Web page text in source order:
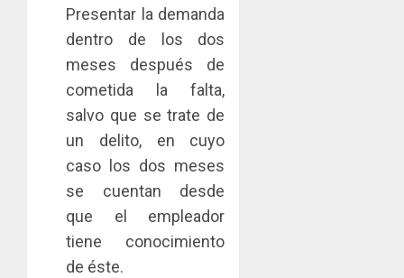
Presentar la demanda
dentro de los dos
meses después de
cometida la falta,
salvo que se trate de
un delito, en cuyo
caso los dos meses
se cuentan desde
que el empleador
tiene conocimiento
de éste.